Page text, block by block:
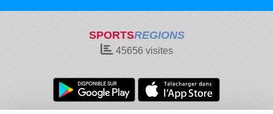
SPORTSREGIONS
45656visites